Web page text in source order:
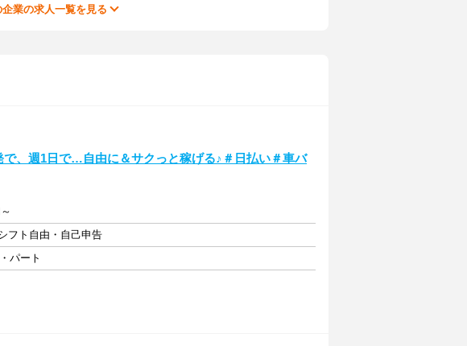
企業の求人一覧を見る
で、週1日で…自由に＆サクっと稼げる♪＃日払い＃車バ
フト自由・自己申告
パート